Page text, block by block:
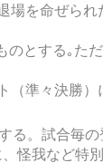
を命ぜら
とする｡た
準々決勝）
る。試合毎
怪我など特